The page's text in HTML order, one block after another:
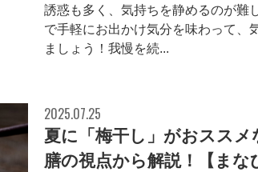
誘惑も多く、気持ちを静めるのが難
で手軽にお出かけ気分を味わって、
ましょう！我慢を続...
2025.07.25
夏に「梅干し」がおススメ
膳の視点から解説！【まな